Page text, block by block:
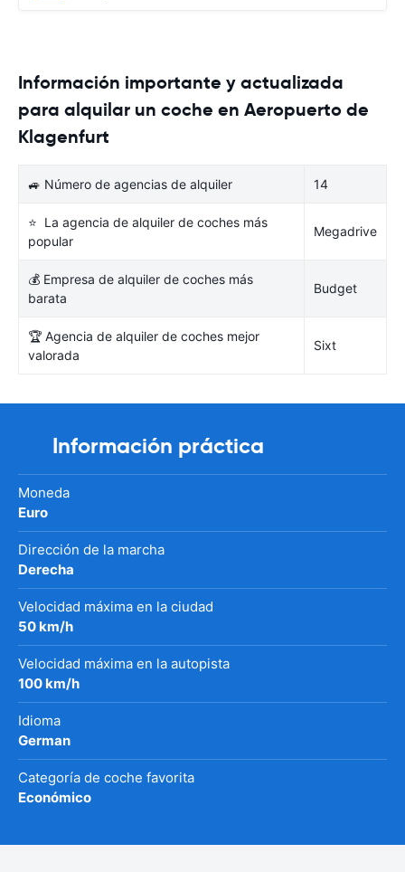
Información importante y actualizada
para alquilar un coche en Aeropuerto de
Klagenfurt
🚙 Número de agencias de alquiler 14
⭐ La agencia de alquiler de coches más
popular
Megadrive
💰 Empresa de alquiler de coches más
barata
Budget
🏆 Agencia de alquiler de coches mejor
valorada
Sixt
Información práctica
Moneda
Euro
Dirección de la marcha
Derecha
Velocidad máxima en la ciudad
50 km/h
Velocidad máxima en la autopista
100 km/h
Idioma
German
Categoría de coche favorita
Económico